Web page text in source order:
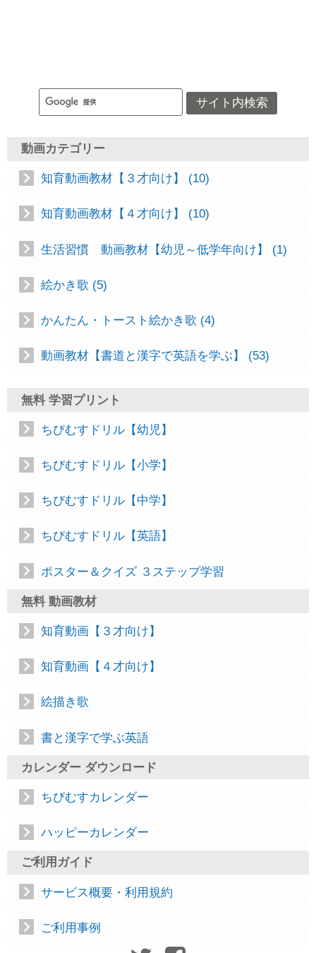
動画カテゴリー
知育動画教材【３才向け】 (10)
知育動画教材【４才向け】 (10)
生活習慣 動画教材【幼児～低学年向け】 (1)
絵かき歌 (5)
かんたん・トースト絵かき歌 (4)
動画教材【書道と漢字で英語を学ぶ】 (53)
無料 学習プリント
ちびむすドリル【幼児】
ちびむすドリル【小学】
ちびむすドリル【中学】
ちびむすドリル【英語】
ポスター＆クイズ ３ステップ学習
無料 動画教材
知育動画【３才向け】
知育動画【４才向け】
絵描き歌
書と漢字で学ぶ英語
カレンダー ダウンロード
ちびむすカレンダー
ハッピーカレンダー
ご利用ガイド
サービス概要・利用規約
ご利用事例